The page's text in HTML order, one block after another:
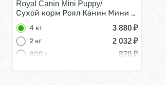
Щенков Мелких пород в возрасте до
Royal Canin Mini Puppy/
Сухой корм Роял Канин Мини Паппи
4 кг 3 880₽
2 кг
2 032₽
800 г
870 ₽